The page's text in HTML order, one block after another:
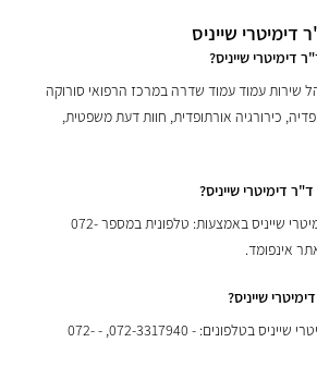
שייניס
שייניס?
שירות עמוד עמוד שדרה במרכז הרפואי סורוקה
כירורגיה אורתופדית, חוות דעת משפטית,
דימיטרי שייניס?
ניתן לקבוע תור אצל ד"ר דימיטרי שייניס באמצעות: טלפונית במספר 072-
שייניס?
ניתן ליצור קשר עם ד"ר דימיטרי שייניס בטלפונים: - 072-3317940, - 072-